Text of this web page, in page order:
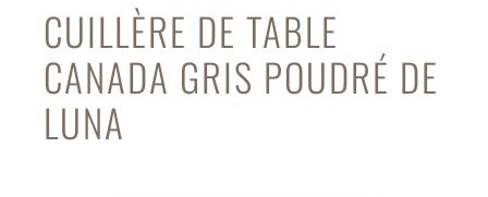
CUILLÈRE DE TABLE
CANADA GRIS POUDRÉ DE
LUNA